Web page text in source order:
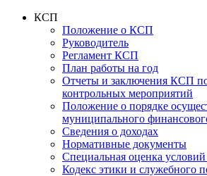
КСП
Положение о КСП
Руководитель
Регламент КСП
План работы на год
Отчеты и заключения КСП
контрольных мероприятий
Положение о порядке
муниципального
Сведения о доходах
Нормативные документы
Специальная оценка условий
Кодекс этики и служебного